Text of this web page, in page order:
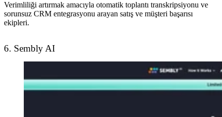
Verimliliği artırmak amacıyla otomatik toplantı transkripsiyonu ve
sorunsuz CRM entegrasyonu arayan satış ve müşteri başarısı
ekipleri.
6. Sembly AI